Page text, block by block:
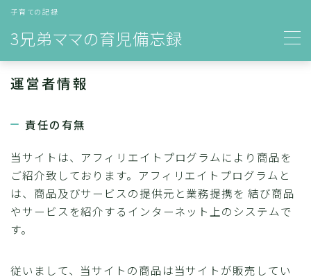
3兄弟ママの育児備忘録
子育ての記録
MENU
雑記
子ども達について
お問い合わせ
プライバシーポリシー
運営者情報
運営者情報
責任の有無
当サイトは、アフィリエイトプログラムにより商品を
ご紹介致しております。アフィリエイトプログラムと
は、商品及びサービスの提供元と業務提携を 結び商品
やサービスを紹介するインターネット上のシステムで
す。
従いまして、当サイトの商品は当サイトが販売してい